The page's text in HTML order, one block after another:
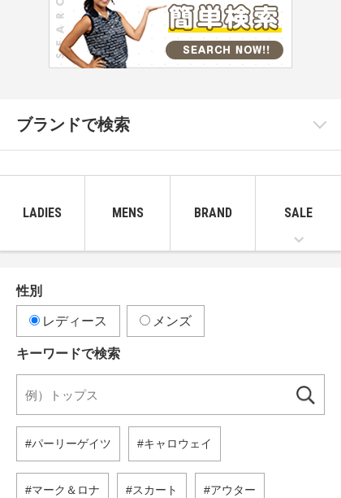
ブランドで検索
LADIES MENS BRAND SALE
性別
レディース メンズ
キーワードで検索
パーリーゲイツ キャロウェイ
マーク＆ロナ スカート アウター